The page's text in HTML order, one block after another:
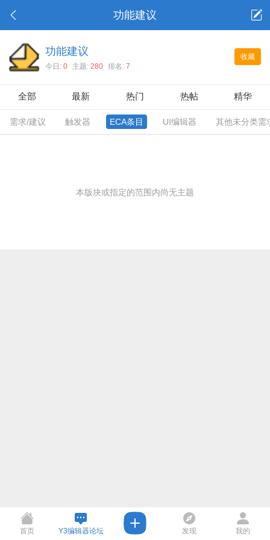
功能建议
收藏
功能建议
今日: 0 主题: 280 排名: 7
全部 最新 热门 热帖 精华
需求/建议 触发器 ECA条目 UI编辑器 其他未分类需
本版块或指定的范围内尚无主题
首页 Y3编辑器论坛 发现 我的